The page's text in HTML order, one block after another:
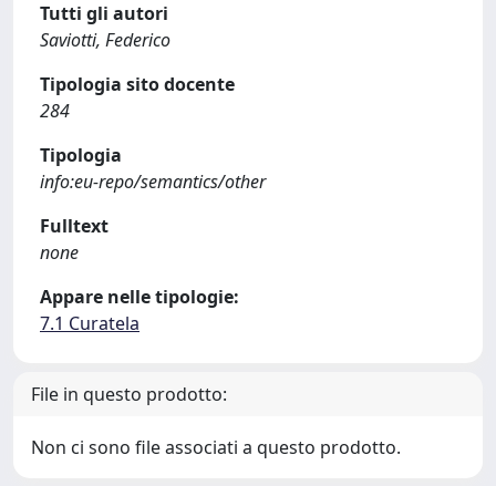
Tutti gli autori
Saviotti, Federico
Tipologia sito docente
284
Tipologia
info:eu-repo/semantics/other
Fulltext
none
Appare nelle tipologie:
7.1 Curatela
File in questo prodotto:
Non ci sono file associati a questo prodotto.